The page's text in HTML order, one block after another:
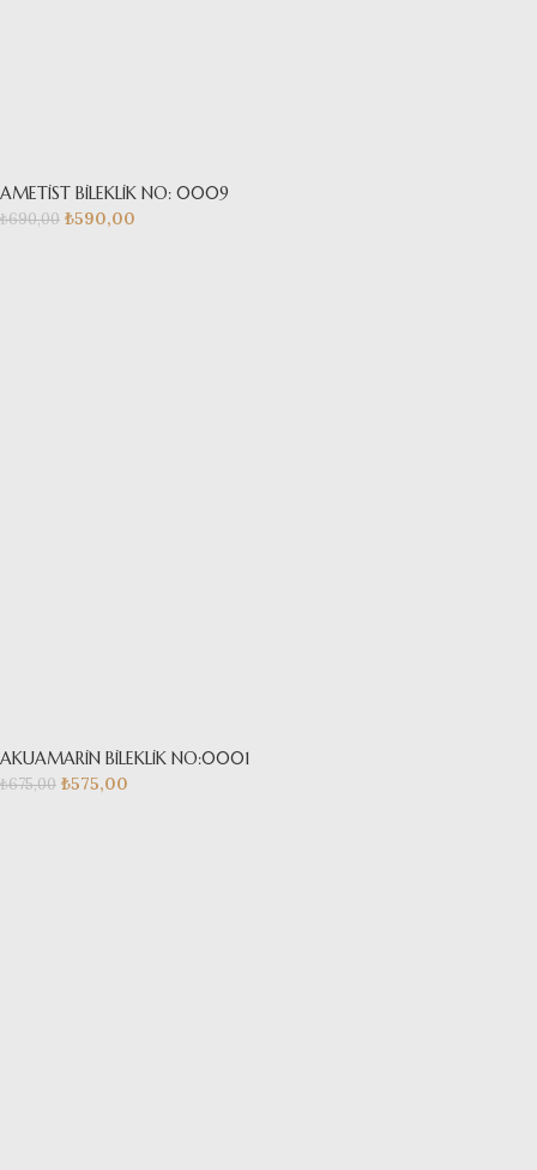
AMETİST BİLEKLİK NO: 0009
₺690,00 ₺590,00
AKUAMARİN BİLEKLİK NO:0001
₺675,00 ₺575,00